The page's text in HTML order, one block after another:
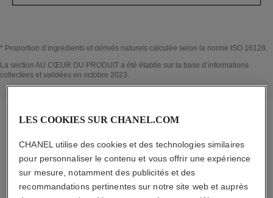
* Proportion d’ingrédients et dérivés naturels calculée selon la norme ISO 16128.
↩
La section AU CŒUR DU PRODUIT a été établie sur la base d’informations
collectées et validées en octobre 2023.
la routine dédiée
LES COOKIES SUR CHANEL.COM
CHANEL utilise des cookies et des technologies similaires
pour personnaliser le contenu et vous offrir une expérience
sur mesure, notamment des publicités et des
recommandations pertinentes sur notre site web et auprès